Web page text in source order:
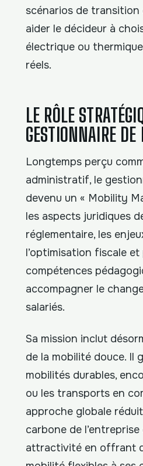
scénarios de
aider le décideur à
électrique ou
réels.
LE RÔLE
GESTIONNAIRE DE
Longtemps perçu
administratif, le
devenu un « Mobility
les aspects juridiques
réglementaire, les
l’optimisation fiscale et
compétences
accompagner le
salariés.
Sa mission inclut
de la mobilité douce. Il
mobilités durables,
ou les transports en
approche globale
carbone de
attractivité en offrant